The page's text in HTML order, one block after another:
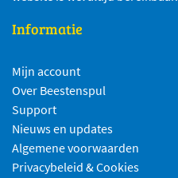
Informatie
Mijn account
Over Beestenspul
Support
Nieuws en updates
Algemene voorwaarden
Privacybeleid & Cookies